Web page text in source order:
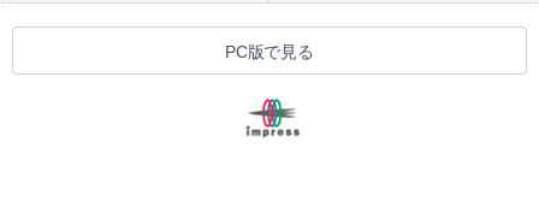
PC版で見る